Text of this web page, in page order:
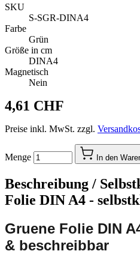
SKU
S-SGR-DINA4
Farbe
Grün
Größe in cm
DINA4
Magnetisch
Nein
4,61 CHF
Preise inkl. MwSt. zzgl.
Menge In den
Beschreibung /
Folie DIN A4 -
Gruene Folie DIN
& beschreibbar